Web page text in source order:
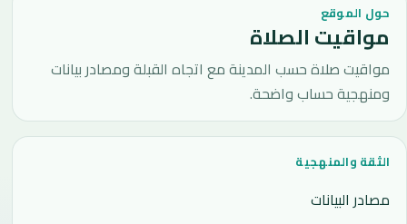
حول الموقع
مواقيت الصلاة
مواقيت صلاة حسب المدينة مع اتجاه القبلة ومصادر بيانات
ومنهجية حساب واضحة.
الثقة والمنهجية
مصادر البيانات